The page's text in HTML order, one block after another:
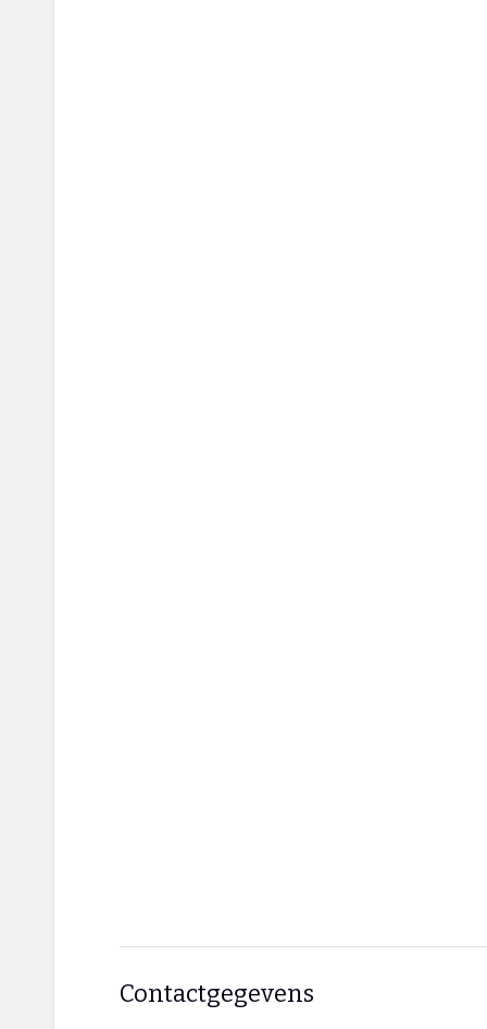
Contactgegevens